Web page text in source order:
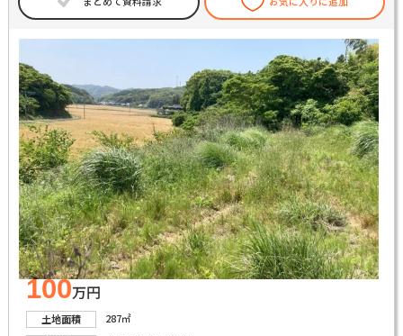
100万円
土地面積
287㎡